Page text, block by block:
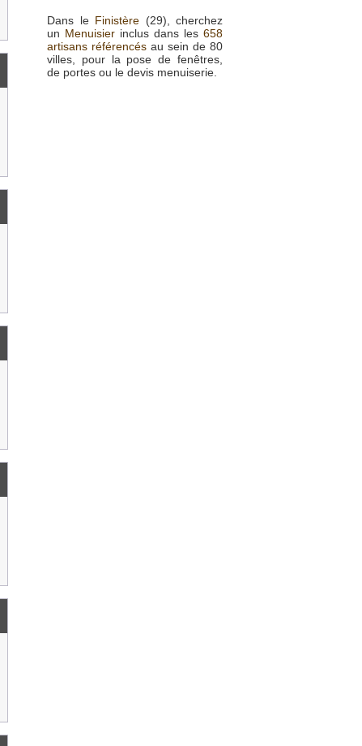
Dans le Finistère (29), cherchez
un Menuisier inclus dans les 658
artisans référencés au sein de 80
villes, pour la pose de fenêtres,
de portes ou le devis menuiserie.